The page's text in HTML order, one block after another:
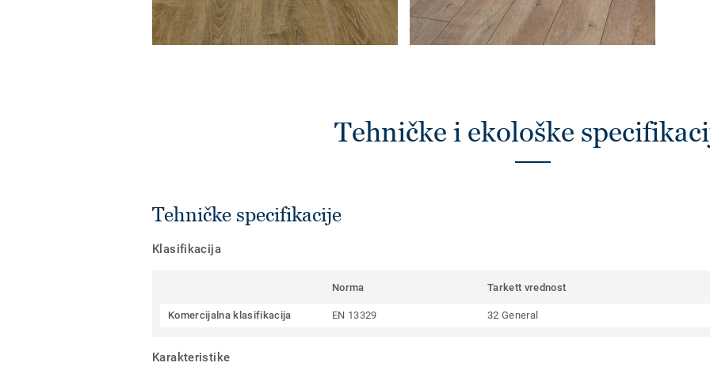
Tehničke i ekološke
Tehničke specifikacije
Klasifikacija
Norma Tarkett vrednost
Komercijalna klasifikacija EN 13329 32 General
Karakteristike